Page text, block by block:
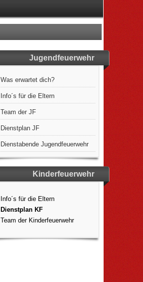
Jugendfeuerwehr
Was erwartet dich?
Info´s für die Eltern
Team der JF
Dienstplan JF
Dienstabende Jugendfeuerwehr
Kinderfeuerwehr
Info´s für die Eltern
Dienstplan KF
Team der Kinderfeuerwehr